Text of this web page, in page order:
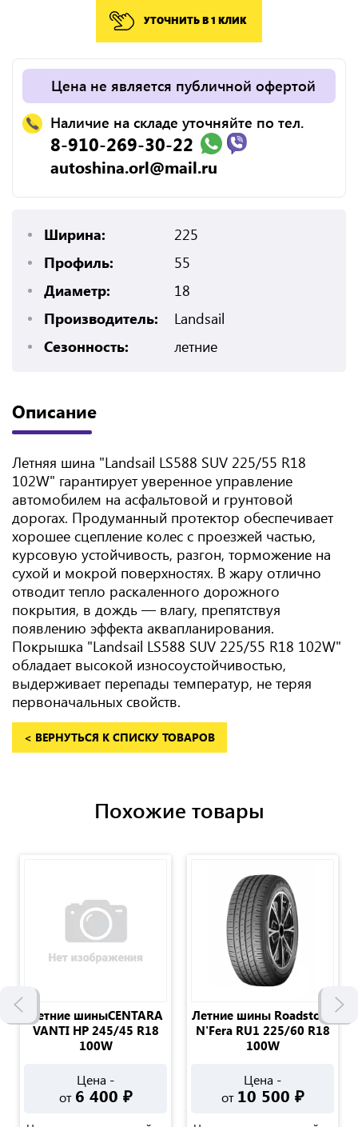
УТОЧНИТЬ В 1 КЛИК
Цена не является публичной офертой
Наличие на складе уточняйте по тел.
8-910-269-30-22
autoshina.orl@mail.ru
Ширина:
225
Профиль:
55
Диаметр:
18
Производитель:
Landsail
Сезонность:
летние
Описание
Летняя шина "Landsail LS588 SUV 225/55 R18
102W" гарантирует уверенное управление
автомобилем на асфальтовой и грунтовой
дорогах. Продуманный протектор обеспечивает
хорошее сцепление колес с проезжей частью,
курсовую устойчивость, разгон, торможение на
сухой и мокрой поверхностях. В жару отлично
отводит тепло раскаленного дорожного
покрытия, в дождь — влагу, препятствуя
появлению эффекта аквапланирования.
Покрышка "Landsail LS588 SUV 225/55 R18 102W"
обладает высокой износоустойчивостью,
выдерживает перепады температур, не теряя
первоначальных свойств.
< ВЕРНУТЬСЯ К СПИСКУ ТОВАРОВ
Похожие товары
Летние шиныCENTARA
VANTI HP 245/45 R18
100W
Цена -
от 6 400 ₽
Летние шины Roadstone
N'Fera RU1 225/60 R18
100W
Цена -
от 10 500 ₽